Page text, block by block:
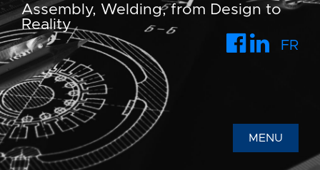
Assembly, Welding, from Design to
Reality
FR
MENU